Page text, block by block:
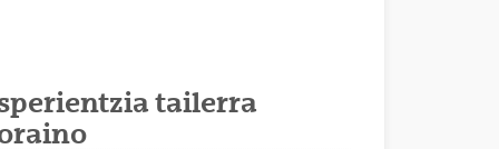
tailerra